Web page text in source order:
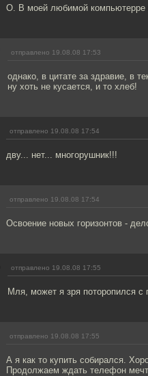
О. В моей любимой компьютерре
отправлено 19.08.08 17:53
однако, в цитате за здравие, в
ну хоть не кусается, и то хлеб!
отправлено 19.08.08 17:54
дву... нет... многорушник!!!
отправлено 19.08.08 17:54
Освоение новых горизонтов -
отправлено 19.08.08 17:55
Мля, может я зря поторопился с
отправлено 19.08.08 17:55
А я как то купить собирался.
Продолжаем ждать телефон